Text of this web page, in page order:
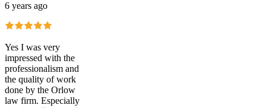
6 years ago
Yes I was very
impressed with the
professionalism and
the quality of work
done by the Orlow
law firm. Especially